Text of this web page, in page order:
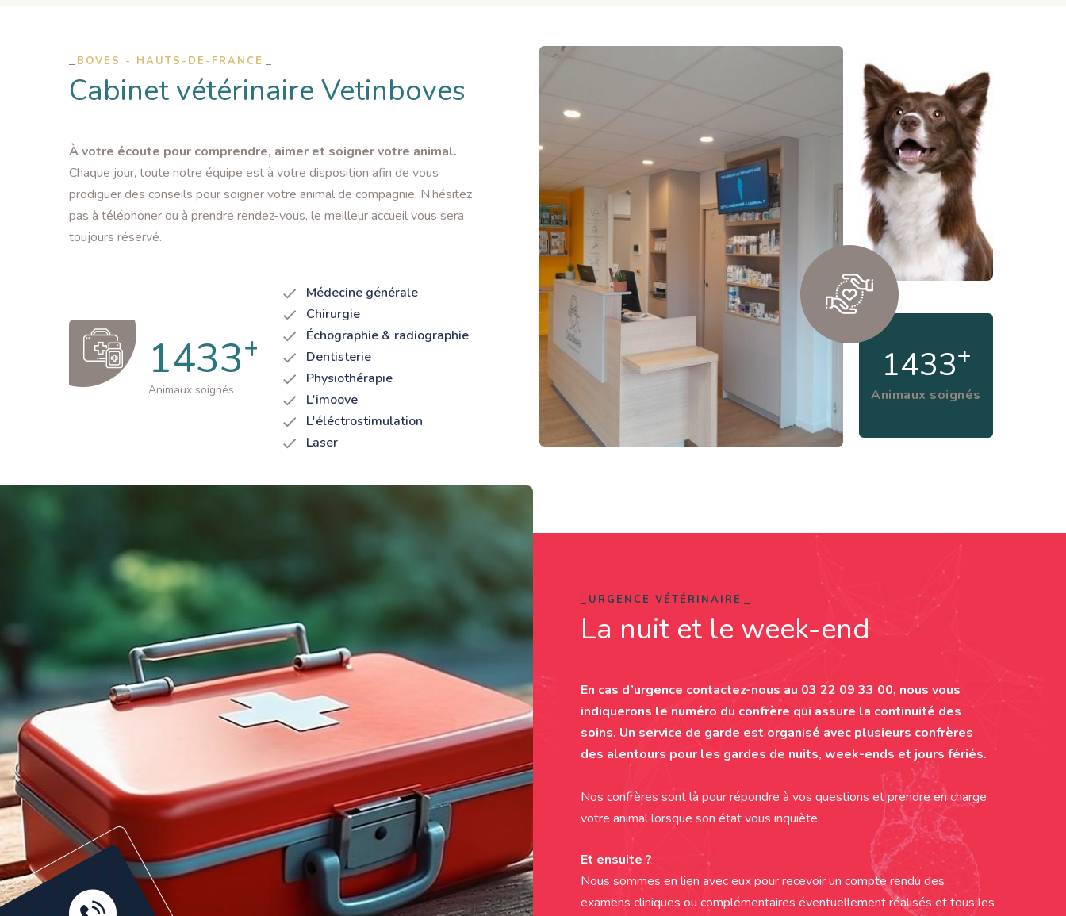
BOVES - HAUTS-DE-FRANCE
Cabinet vétérinaire Vetinboves
À votre écoute pour comprendre, aimer et soigner votre animal.
Chaque jour, toute notre équipe est à votre disposition afin de vous
prodiguer des conseils pour soigner votre animal de compagnie. N’hésitez
pas à téléphoner ou à prendre rendez-vous, le meilleur accueil vous sera
toujours réservé.
1500+
Animaux soignés
Médecine générale
Chirurgie
Échographie & radiographie
Dentisterie
Physiothérapie
L'imoove
L'éléctrostimulation
Laser
1500+
Animaux soignés
URGENCE VÉTÉRINAIRE
La nuit et le week-end
En cas d’urgence contactez-nous au 03 22 09 33 00, nous vous
indiquerons le numéro du confrère qui assure la continuité des
soins. Un service de garde est organisé avec plusieurs confrères
des alentours pour les gardes de nuits, week-ends et jours fériés.
Nos confrères sont là pour répondre à vos questions et prendre en charge
votre animal lorsque son état vous inquiète.
Et ensuite ?
Nous sommes en lien avec eux pour recevoir un compte rendu des
examens cliniques ou complémentaires éventuellement réalisés et tous les